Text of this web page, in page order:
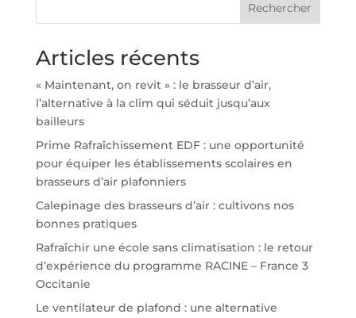
Rechercher
Articles récents
« Maintenant, on revit » : le brasseur d’air,
l’alternative à la clim qui séduit jusqu’aux
bailleurs
Prime Rafraîchissement EDF : une opportunité
pour équiper les établissements scolaires en
brasseurs d’air plafonniers
Calepinage des brasseurs d’air : cultivons nos
bonnes pratiques
Rafraîchir une école sans climatisation : le retour
d’expérience du programme RACINE – France 3
Occitanie
Le ventilateur de plafond : une alternative